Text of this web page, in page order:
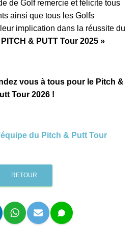
de Golf remercie et félicite tous
ainsi que tous les Golfs
dans la réussite du
PUTT Tour 2025 »
à tous pour le Pitch &
Tour 2026 !
Pitch & Putt Tour